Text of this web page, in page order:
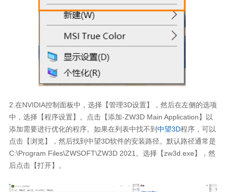
2.在NVIDIA控制面板中，选择【管理3D设置】，然后在左侧的选项
中，选择【程序设置】。点击【添加-ZW3D Main Application】以
添加需要进行优化的程序。如果在列表中找不到 中望3D程序，可以
点击【浏览】，然后找到中望3D软件的安装路径。默认路径通常是
C:\Program Files\ZWSOFT\ZW3D 2021。选择【zw3d.exe】，然
后点击【打开】。